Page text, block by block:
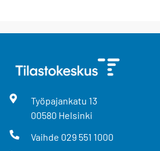
Työpajankatu 13
00580 Helsinki
Vaihde 029 551 1000